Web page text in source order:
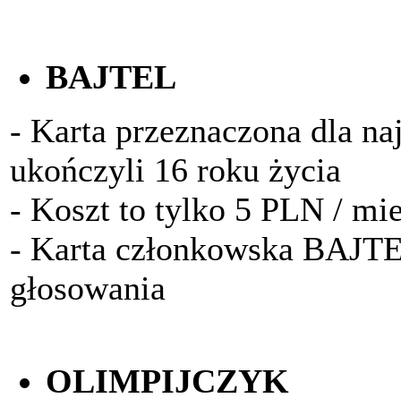
BAJTEL
- Karta przeznaczona dla
ukończyli 16 roku życia
- Koszt to tylko 5 PLN /
- Karta członkowska
głosowania
OLIMPIJCZYK